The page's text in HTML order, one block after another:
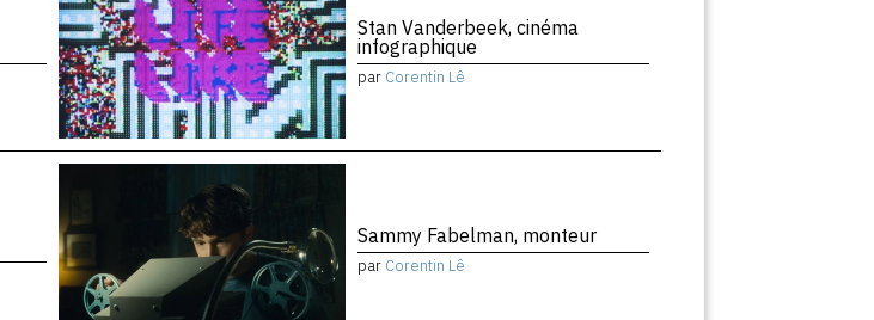
Stan Vanderbeek, cinéma
infographique
par Corentin Lê
Sammy Fabelman, monteur
par Corentin Lê